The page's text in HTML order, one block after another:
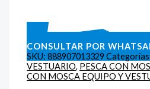
CONSULTAR POR
SKU:888907013329
VESTUARIO, PESCA CON
CON MOSCA EQUIPO Y